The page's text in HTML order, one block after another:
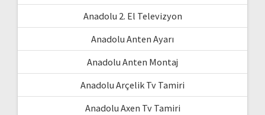
Anadolu 2. El Televizyon
Anadolu Anten Ayarı
Anadolu Anten Montaj
Anadolu Arçelik Tv Tamiri
Anadolu Axen Tv Tamiri